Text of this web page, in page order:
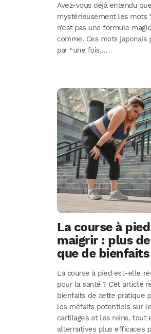
Avez-vous déjà entendu
mystérieusement les mots
n’est pas une formule
comme. Ces mots japonais
par “une fois,…
La course à
maigrir : plus
que de
La course à pied est-elle
pour la santé ? Cet article
bienfaits de cette pratique
les méfaits potentiels sur
cartilages et les reins, tout
alternatives plus efficaces